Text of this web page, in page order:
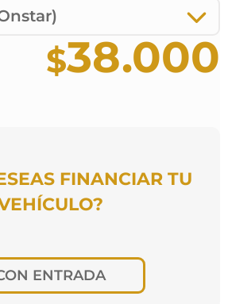
38.000
FINANCIAR TU
ENTRADA
meses deseas pagar?